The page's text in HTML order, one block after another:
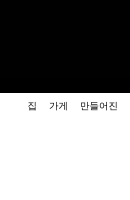
집 가게 만들어진